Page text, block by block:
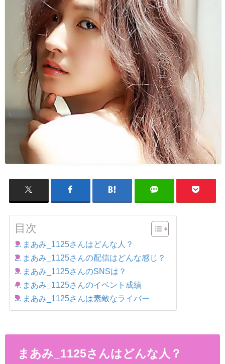
目次
まあみ_1125さんはどんな人？
まあみ_1125さんの配信はどんな感じ？
まあみ_1125さんのSNSは？
まあみ_1125さんのイベント成績
まあみ_1125さんは素敵なライバー
まあみ_1125さんはどんな人？